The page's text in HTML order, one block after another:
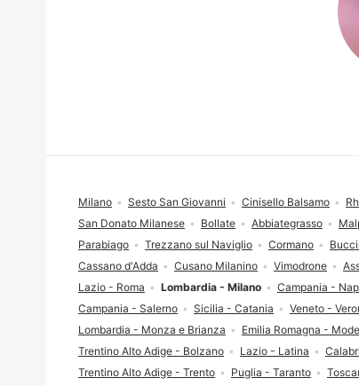
Lazio - Roma Lombardia - Milano Campania -
Campania - Salerno
Sicilia - Catania Veneto -
Lombardia - Monza e Brianza
Emilia Romagna -
Trentino Alto Adige - Bolzano
Lazio - Latina
Trentino Alto Adige - Trento
Puglia - Taranto
Milano Sesto San Giovanni Cinisello Balsamo
San Donato Milanese
Bollate Abbiategrasso
Parabiago
Trezzano sul Naviglio Cormano
Cassano d'Adda
Cusano Milanino Vimodrone